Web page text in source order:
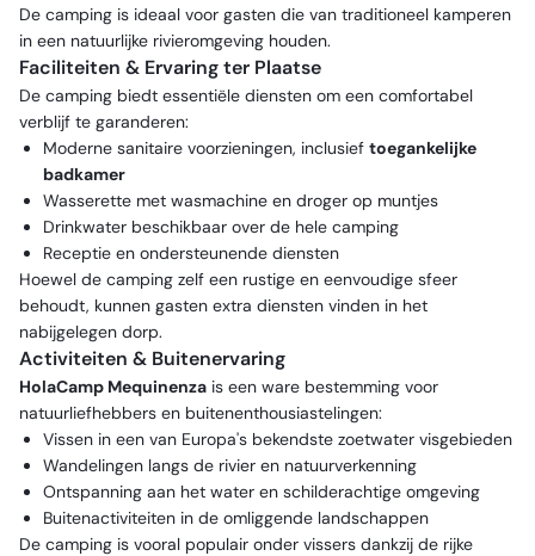
De camping is ideaal voor gasten die van traditioneel kamperen
in een natuurlijke rivieromgeving houden.
Faciliteiten & Ervaring ter Plaatse
De camping biedt essentiële diensten om een comfortabel
verblijf te garanderen:
Moderne sanitaire voorzieningen, inclusief toegankelijke
badkamer
Wasserette met wasmachine en droger op muntjes
Drinkwater beschikbaar over de hele camping
Receptie en ondersteunende diensten
Hoewel de camping zelf een rustige en eenvoudige sfeer
behoudt, kunnen gasten extra diensten vinden in het
nabijgelegen dorp.
Activiteiten & Buitenervaring
HolaCamp Mequinenza is een ware bestemming voor
natuurliefhebbers en buitenenthousiastelingen:
Vissen in een van Europa's bekendste zoetwater visgebieden
Wandelingen langs de rivier en natuurverkenning
Ontspanning aan het water en schilderachtige omgeving
Buitenactiviteiten in de omliggende landschappen
De camping is vooral populair onder vissers dankzij de rijke